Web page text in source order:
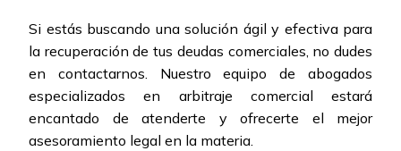
Si estás buscando una solución ágil y efectiva para
la recuperación de tus deudas comerciales, no dudes
en contactarnos. Nuestro equipo de abogados
especializados en arbitraje comercial estará
encantado de atenderte y ofrecerte el mejor
asesoramiento legal en la materia.